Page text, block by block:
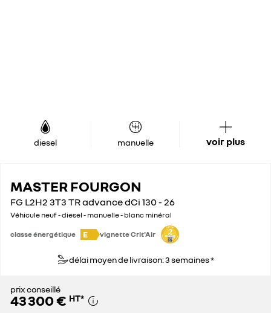
diesel manuelle voir plus
MASTER FOURGON
FG L2H2 3T3 TR advance dCi 130 - 26
Véhicule neuf - diesel - manuelle - blanc minéral
classe énergétique E vignette Crit'Air
délai moyen de livraison: 3 semaines *
prix conseillé
43 300 € HT*